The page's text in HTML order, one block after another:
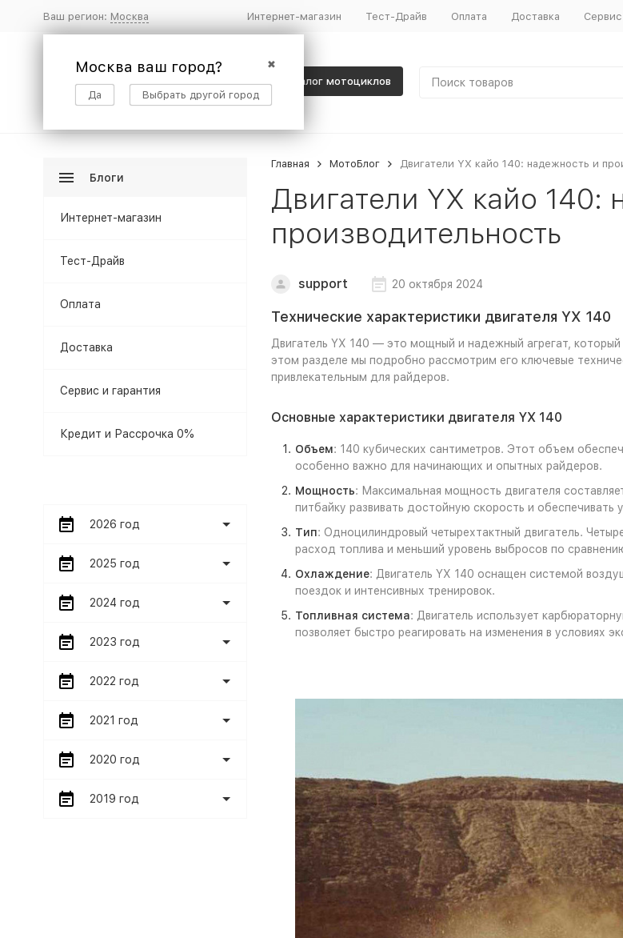
Ваш регион: Москва
✖
Москва ваш город?
Да Выбрать другой город
Интернет-магазин Тест-Драйв Оплата Доставка Сервис
Каталог мотоциклов
Главная МотоБлог Двигатели YX кайо 140: надежность и
Двигатели YX кайо 140:
производительность
support 20 октября 2024
Технические характеристики двигателя YX 140
Двигатель YX 140 — это мощный и надежный агрегат,
этом разделе мы подробно рассмотрим его ключевые
привлекательным для райдеров.
Основные характеристики двигателя YX 140
Объем: 140 кубических сантиметров. Этот объем
особенно важно для начинающих и опытных райдеров.
Мощность: Максимальная мощность двигателя
питбайку развивать достойную скорость и обеспечивать
Тип: Одноцилиндровый четырехтактный двигатель.
расход топлива и меньший уровень выбросов по
Охлаждение: Двигатель YX 140 оснащен системой
поездок и интенсивных тренировок.
Топливная система: Двигатель использует
позволяет быстро реагировать на изменения в условиях
Блоги
Интернет-магазин
Тест-Драйв
Оплата
Доставка
Сервис и гарантия
Кредит и Рассрочка 0%
2026 год
2025 год
2024 год
2023 год
2022 год
2021 год
2020 год
2019 год